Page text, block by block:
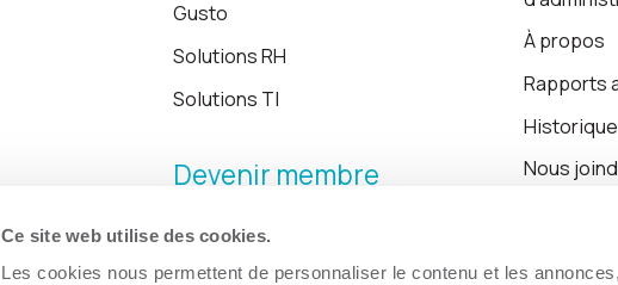
Ce site web utilise des cookies.
Les cookies nous permettent de personnaliser le contenu et les
Gusto
Solutions RH
Solutions TI
Devenir membre
À propos
Rapports
Historique
Nous